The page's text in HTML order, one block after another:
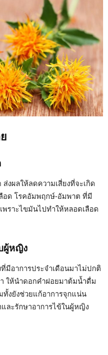
งผลให้ลดความเสี่ยงที่จะเกิด
อด โรคอัมพฤกษ์-อัมพาต ที่มี
พราะไขมันไปทำให้หลอดเลือด
ผู้หญิง
มีอาการประจำเดือนมาไม่ปกติ
ให้นำดอกคำฝอยมาต้มน้ำดื่ม
ทั้งยังช่วยแก้อาการจุกแน่น
ละรักษาอาการไข้ในผู้หญิง